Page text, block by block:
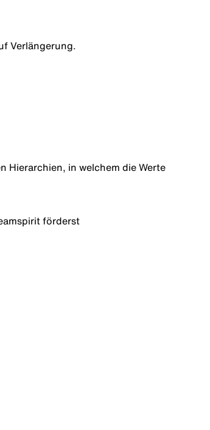
Verlängerung.
Hierarchien, in welchem die Werte
förderst